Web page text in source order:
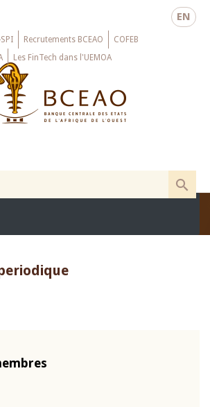
EN
Recrutements BCEAO
COFEB
Les FinTech dans l'UEMOA